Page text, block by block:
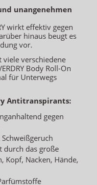
unangenehmen
wirkt effektiv gegen
hinaus beugt es
vor.
viele verschiedene
Body Roll-On
für Unterwegs
Antitranspirants:
gegen
durch das große
Kopf, Nacken, Hände,